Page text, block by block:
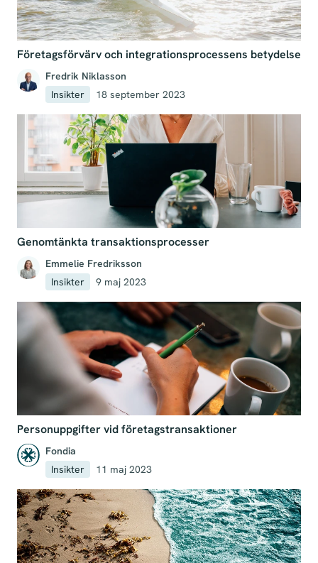
Företagsförvärv och integrationsprocessens betydelse
Fredrik Niklasson
Insikter
18 september 2023
Genomtänkta transaktionsprocesser
Emmelie Fredriksson
Insikter
9 maj 2023
Personuppgifter vid företagstransaktioner
Fondia
Insikter
11 maj 2023